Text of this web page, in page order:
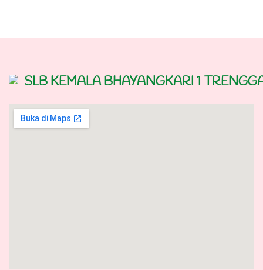
SLB KEMALA BHAYANGKARI 1